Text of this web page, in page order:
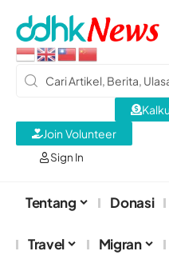
Sign In
Join Volunteer
Tentang Donasi
Travel Migran